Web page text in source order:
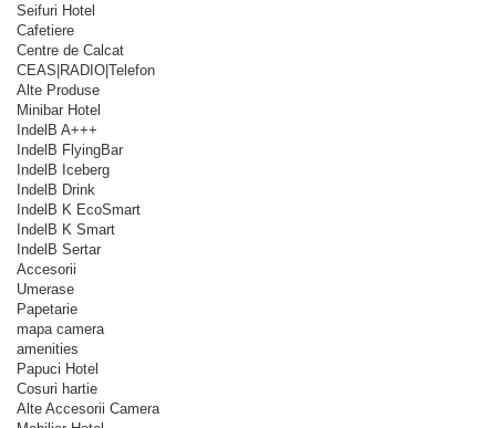
Seifuri Hotel
Cafetiere
Centre de Calcat
CEAS|RADIO|Telefon
Alte Produse
Minibar Hotel
IndelB A+++
IndelB FlyingBar
IndelB Iceberg
IndelB Drink
IndelB K EcoSmart
IndelB K Smart
IndelB Sertar
Accesorii
Umerase
Papetarie
mapa camera
amenities
Papuci Hotel
Cosuri hartie
Alte Accesorii Camera